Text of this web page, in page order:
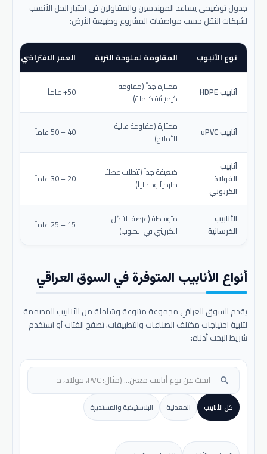
جدول توضيحي يساعد المهندسين والمقاولين في اختيار الحل الأنسب
لشبكات النقل حسب مواصفات المشروع وطبيعة الأرض:
نوع الأنبوب المقاومة لملوحة التربة العمر الافتراضي
أنابيب HDPE
ممتازة جداً (مقاومة
كيميائية كاملة)
50+ عاماً
أنابيب uPVC
ممتازة (مقاومة عالية
للأملاح)
40 – 50 عاماً
أنابيب
الفولاذ
الكربوني
ضعيفة جداً (تتطلب عطلاً
خارجياً وداخلياً)
20 – 30 عاماً
الأنابيب
الخرسانية
متوسطة (عرضة للتآكل
الكبريتي في الجنوب)
15 – 25 عاماً
أنواع الأنابيب المتوفرة في السوق العراقي
يقدم السوق العراقي مجموعة متنوعة وشاملة من الأنابيب المصممة
لتلبية احتياجات مختلف الصناعات والتطبيقات. تصفح الفئات أو استخدم
شريط البحث أدناه:
search
كل الأنابيب المعدنية البلاستيكية والمستديرة